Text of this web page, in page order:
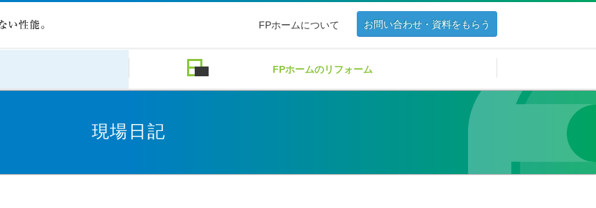
FPホームについて お問い合わせ・資料をもらう
FPホームのリフォーム
現場日記